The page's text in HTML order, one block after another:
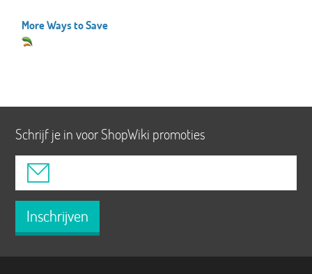
More Ways to Save
Schrijf je in voor ShopWiki promoties
Inschrijven